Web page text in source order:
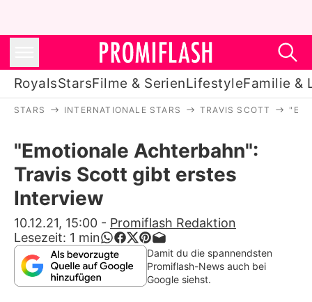
RoyalsStarsFilme & SerienLifestyleFamilie &
Stars
Filme & Serien
Lifestyle
Familie & Liebe
Promiflash Exklusiv
STARS INTERNATIONALE STARS TRAVIS SCOTT
"Emotionale Achterbahn":
Travis Scott gibt erstes
Interview
10.12.21, 15:00 - Promiflash Redaktion
Lesezeit: 1 min
Damit du die spannendsten
Promiflash-News auch bei
Google siehst.